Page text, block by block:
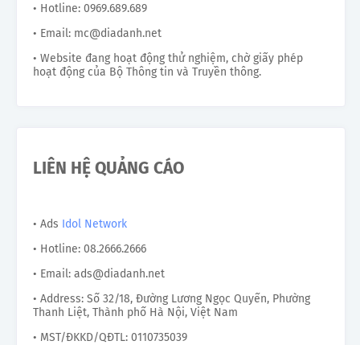
• Hotline: 0969.689.689
• Email: mc@diadanh.net
• Website đang hoạt động thử nghiệm, chờ giấy phép
hoạt động của Bộ Thông tin và Truyền thông.
LIÊN HỆ QUẢNG CÁO
• Ads Idol Network
• Hotline: 08.2666.2666
• Email: ads@diadanh.net
• Address: Số 32/18, Đường Lương Ngọc Quyến, Phường
Thanh Liệt, Thành phố Hà Nội, Việt Nam
• MST/ĐKKD/QĐTL: 0110735039